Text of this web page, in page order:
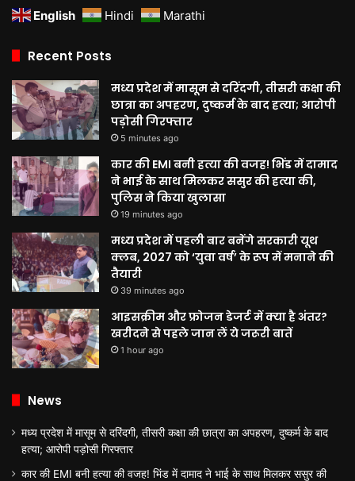
English Hindi Marathi
Recent Posts
मध्य प्रदेश में मासूम से दरिंदगी, तीसरी कक्षा की
छात्रा का अपहरण, दुष्कर्म के बाद हत्या; आरोपी
पड़ोसी गिरफ्तार
5 minutes ago
कार की EMI बनी हत्या की वजह! भिंड में दामाद
ने भाई के साथ मिलकर ससुर की हत्या की,
पुलिस ने किया खुलासा
19 minutes ago
मध्य प्रदेश में पहली बार बनेंगे सरकारी यूथ
क्लब, 2027 को ‘युवा वर्ष’ के रूप में मनाने की
तैयारी
39 minutes ago
आइसक्रीम और फ्रोजन डेजर्ट में क्या है अंतर?
खरीदने से पहले जान लें ये जरूरी बातें
1 hour ago
News
मध्य प्रदेश में मासूम से दरिंदगी, तीसरी कक्षा की छात्रा का अपहरण, दुष्कर्म के बाद
हत्या; आरोपी पड़ोसी गिरफ्तार
कार की EMI बनी हत्या की वजह! भिंड में दामाद ने भाई के साथ मिलकर ससुर की